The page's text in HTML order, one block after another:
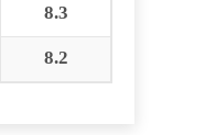
8.3
8.2